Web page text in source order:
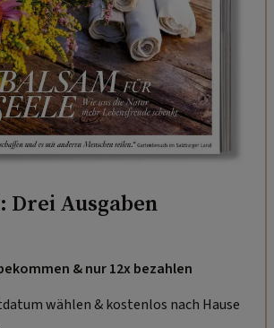
Ausgaben
& nur 12x bezahlen
wählen & kostenlos nach Hause